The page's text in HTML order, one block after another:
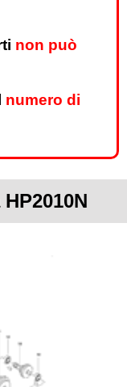
non può
numero di